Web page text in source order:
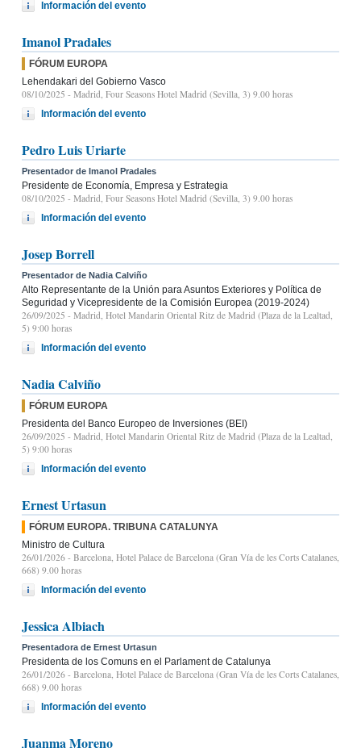
Información del evento
Imanol Pradales
FÓRUM EUROPA
Lehendakari del Gobierno Vasco
08/10/2025 - Madrid, Four Seasons Hotel Madrid (Sevilla, 3) 9.00 horas
Información del evento
Pedro Luis Uriarte
Presentador de Imanol Pradales
Presidente de Economía, Empresa y Estrategia
08/10/2025 - Madrid, Four Seasons Hotel Madrid (Sevilla, 3) 9.00 horas
Información del evento
Josep Borrell
Presentador de Nadia Calviño
Alto Representante de la Unión para Asuntos Exteriores y Política de
Seguridad y Vicepresidente de la Comisión Europea (2019-2024)
26/09/2025 - Madrid, Hotel Mandarin Oriental Ritz de Madrid (Plaza de la Lealtad,
5) 9:00 horas
Información del evento
Nadia Calviño
FÓRUM EUROPA
Presidenta del Banco Europeo de Inversiones (BEI)
26/09/2025 - Madrid, Hotel Mandarin Oriental Ritz de Madrid (Plaza de la Lealtad,
5) 9:00 horas
Información del evento
Ernest Urtasun
FÓRUM EUROPA. TRIBUNA CATALUNYA
Ministro de Cultura
26/01/2026 - Barcelona, Hotel Palace de Barcelona (Gran Vía de les Corts Catalanes,
668) 9.00 horas
Información del evento
Jessica Albiach
Presentadora de Ernest Urtasun
Presidenta de los Comuns en el Parlament de Catalunya
26/01/2026 - Barcelona, Hotel Palace de Barcelona (Gran Vía de les Corts Catalanes,
668) 9.00 horas
Información del evento
Juanma Moreno